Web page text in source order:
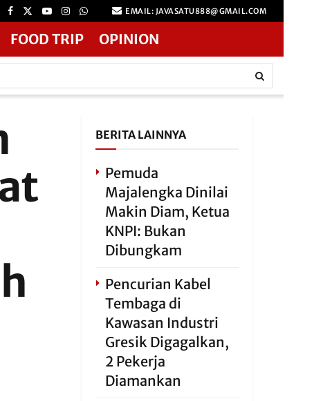
EMAIL: JAVASATU888@GMAIL.COM
FOOD TRIP OPINION
BERITA LAINNYA
Pemuda
Majalengka Dinilai
Makin Diam, Ketua
KNPI: Bukan
Dibungkam
Pencurian Kabel
Tembaga di
Kawasan Industri
Gresik Digagalkan,
2 Pekerja
Diamankan